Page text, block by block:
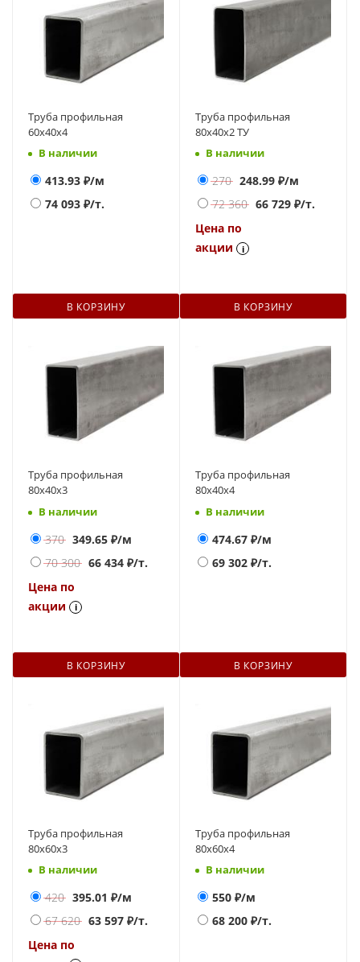
Труба профильная
60х40х4
В наличии
413.93 ₽/м
74 093 ₽/т.
В КОРЗИНУ
Труба профильная
80х40х2 ТУ
В наличии
270 248.99 ₽/м
72 360 66 729 ₽/т.
Цена по
акции
i
В КОРЗИНУ
Труба профильная
80х40х3
В наличии
370 349.65 ₽/м
70 300 66 434 ₽/т.
Цена по
акции
i
В КОРЗИНУ
Труба профильная
80х40х4
В наличии
474.67 ₽/м
69 302 ₽/т.
В КОРЗИНУ
Труба профильная
80х60х3
В наличии
420 395.01 ₽/м
67 620 63 597 ₽/т.
Цена по
Труба профильная
80х60х4
В наличии
550 ₽/м
68 200 ₽/т.